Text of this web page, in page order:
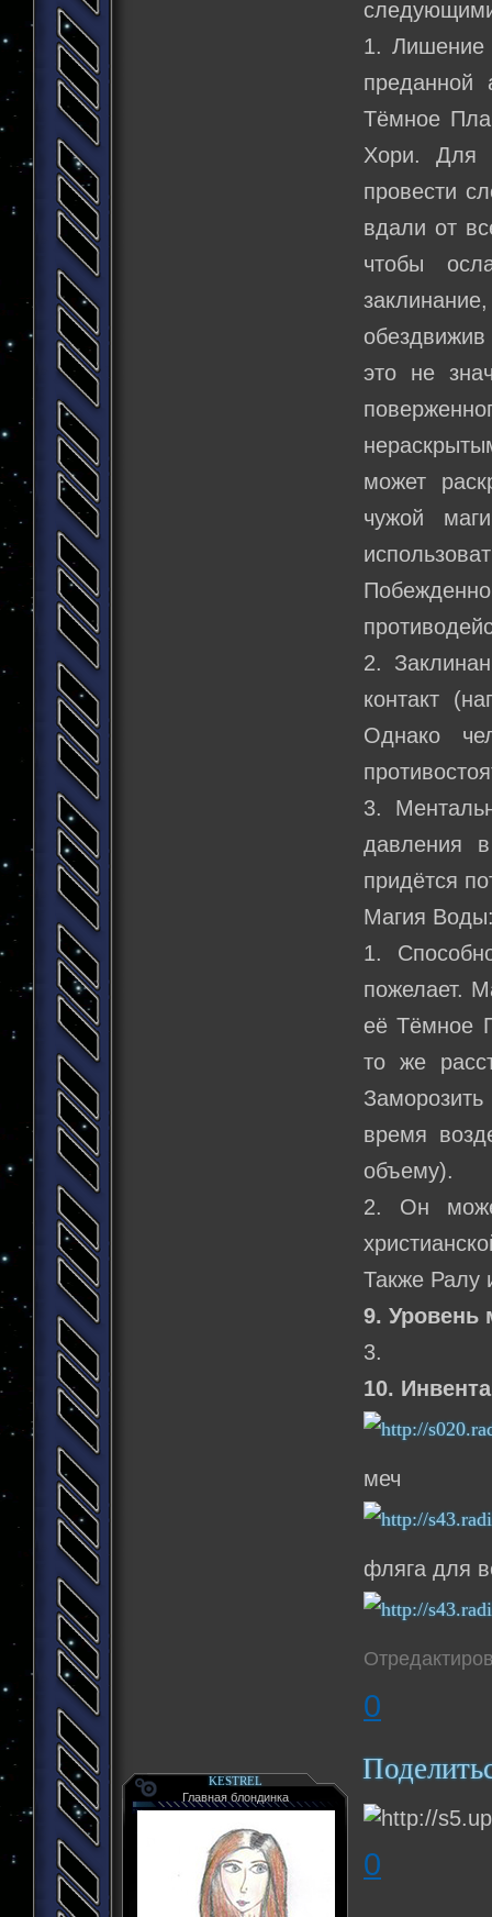
1. Лишение
преданной
Тёмное
Хори. Для
провести
вдали от
чтобы
это не
может
чужой
2.
контакт
Однако
3.
давления
придётся
Магия
1.
пожелает.
её Тёмное
то же
время
объему).
2. Он
Также Ралу
9. Уровень
3.
10.
меч
фляга для
0
KESTREL
Главная блондинка
0